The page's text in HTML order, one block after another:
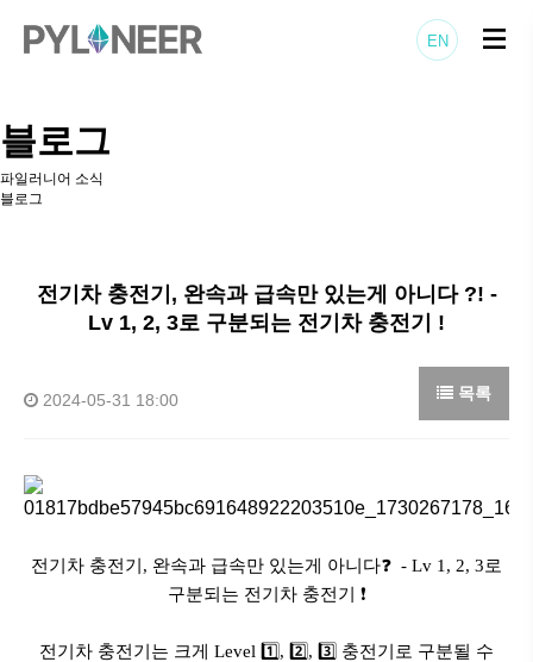
EN
블로그
파일러니어 소식
블로그
전기차 충전기, 완속과 급속만 있는게 아니다 ?! -
Lv 1, 2, 3로 구분되는 전기차 충전기 !
2024-05-31 18:00 목록
전기차 충전기, 완속과 급속만 있는게 아니다❓ - Lv 1, 2, 3로
구분되는 전기차 충전기 ❗
전기차 충전기는 크게 Level 1️⃣, 2️⃣, 3️⃣ 충전기로 구분될 수